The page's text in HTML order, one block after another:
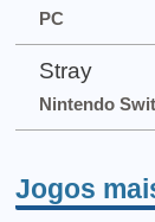
PC
Stray
Nintendo
Jogos